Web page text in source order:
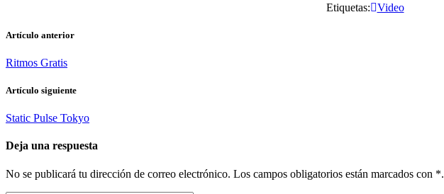
Etiquetas: Video
Artículo anterior
Ritmos Gratis
Artículo siguiente
Static Pulse Tokyo
Deja una respuesta
No se publicará tu dirección de correo electrónico. Los campos obligatorios están marcados con *.